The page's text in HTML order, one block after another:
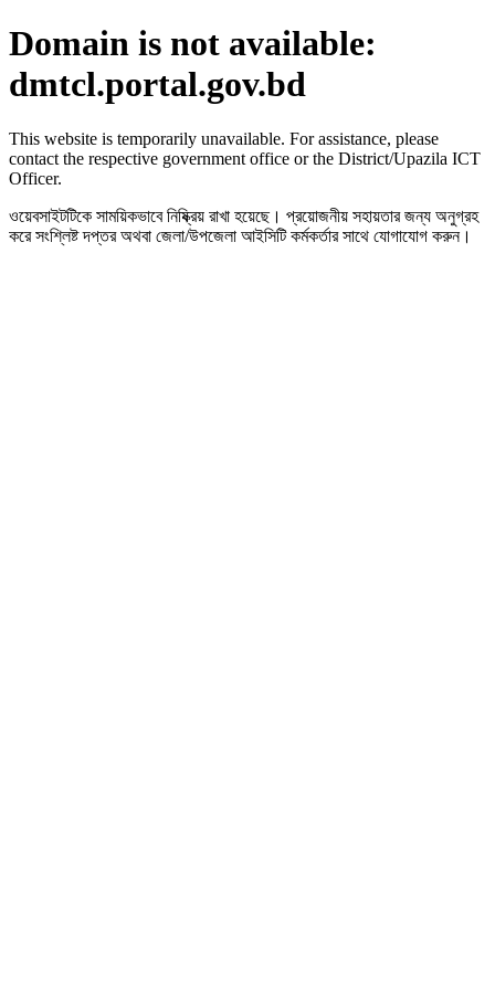
Domain is not available:
dmtcl.portal.gov.bd
This website is temporarily unavailable. For assistance, please
contact the respective government office or the District/Upazila ICT
Officer.
ওয়েবসাইটটিকে সাময়িকভাবে নিষ্ক্রিয় রাখা হয়েছে। প্রয়োজনীয় সহায়তার জন্য অনুগ্রহ
করে সংশ্লিষ্ট দপ্তর অথবা জেলা/উপজেলা আইসিটি কর্মকর্তার সাথে যোগাযোগ করুন।